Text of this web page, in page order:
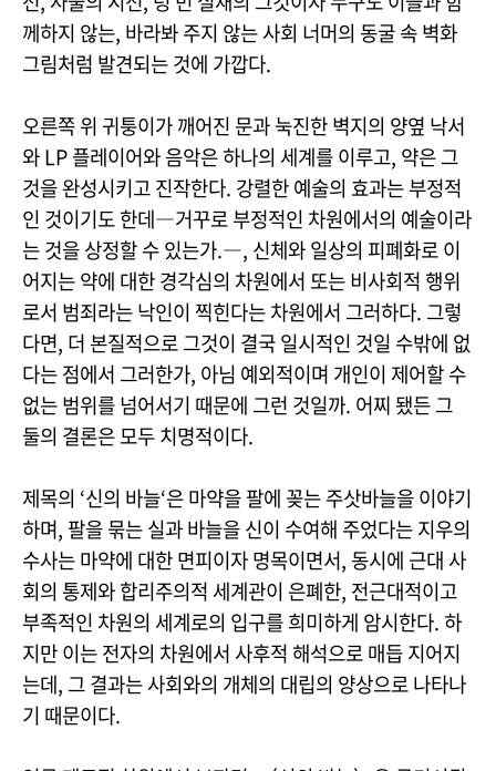
께하지 않는, 바라봐 주지 않는 사회 너머의 동굴 속 벽화
그림처럼 발견되는 것에 가깝다.
오른쪽 위 귀퉁이가 깨어진 문과 눅진한 벽지의 양옆 낙서
와 LP 플레이어와 음악은 하나의 세계를 이루고, 약은 그
것을 완성시키고 진작한다. 강렬한 예술의 효과는 부정적
인 것이기도 한데―거꾸로 부정적인 차원에서의 예술이라
는 것을 상정할 수 있는가.―, 신체와 일상의 피폐화로 이
어지는 약에 대한 경각심의 차원에서 또는 비사회적 행위
로서 범죄라는 낙인이 찍힌다는 차원에서 그러하다. 그렇
다면, 더 본질적으로 그것이 결국 일시적인 것일 수밖에 없
다는 점에서 그러한가, 아님 예외적이며 개인이 제어할 수
없는 범위를 넘어서기 때문에 그런 것일까. 어찌 됐든 그
둘의 결론은 모두 치명적이다.
제목의 ‘신의 바늘‘은 마약을 팔에 꽂는 주삿바늘을 이야기
하며, 팔을 묶는 실과 바늘을 신이 수여해 주었다는 지우의
수사는 마약에 대한 면피이자 명목이면서, 동시에 근대 사
회의 통제와 합리주의적 세계관이 은폐한, 전근대적이고
부족적인 차원의 세계로의 입구를 희미하게 암시한다. 하
지만 이는 전자의 차원에서 사후적 해석으로 매듭 지어지
는데, 그 결과는 사회와의 개체의 대립의 양상으로 나타나
기 때문이다.